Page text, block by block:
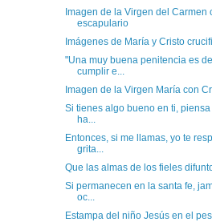
Imagen de la Virgen del Carmen
escapulario
Imágenes de María y Cristo
"Una muy buena penitencia es
cumplir e...
Imagen de la Virgen María con
Si tienes algo bueno en ti,
ha...
Entonces, si me llamas, yo te
grita...
Que las almas de los fieles
Si permanecen en la santa fe,
oc...
Estampa del niño Jesús en el